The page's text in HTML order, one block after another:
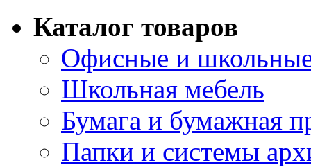
Каталог товаров
Офисные и
Школьная мебель
Бумага и бумажная
Папки и системы